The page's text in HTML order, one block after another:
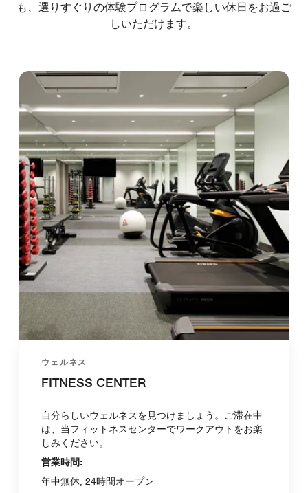
も、選りすぐりの体験プログラムで楽しい休日をお過ご
しいただけます。
ウェルネス
FITNESS CENTER
自分らしいウェルネスを見つけましょう。ご滞在中
は、当フィットネスセンターでワークアウトをお楽
しみください。
営業時間:
年中無休, 24時間オープン